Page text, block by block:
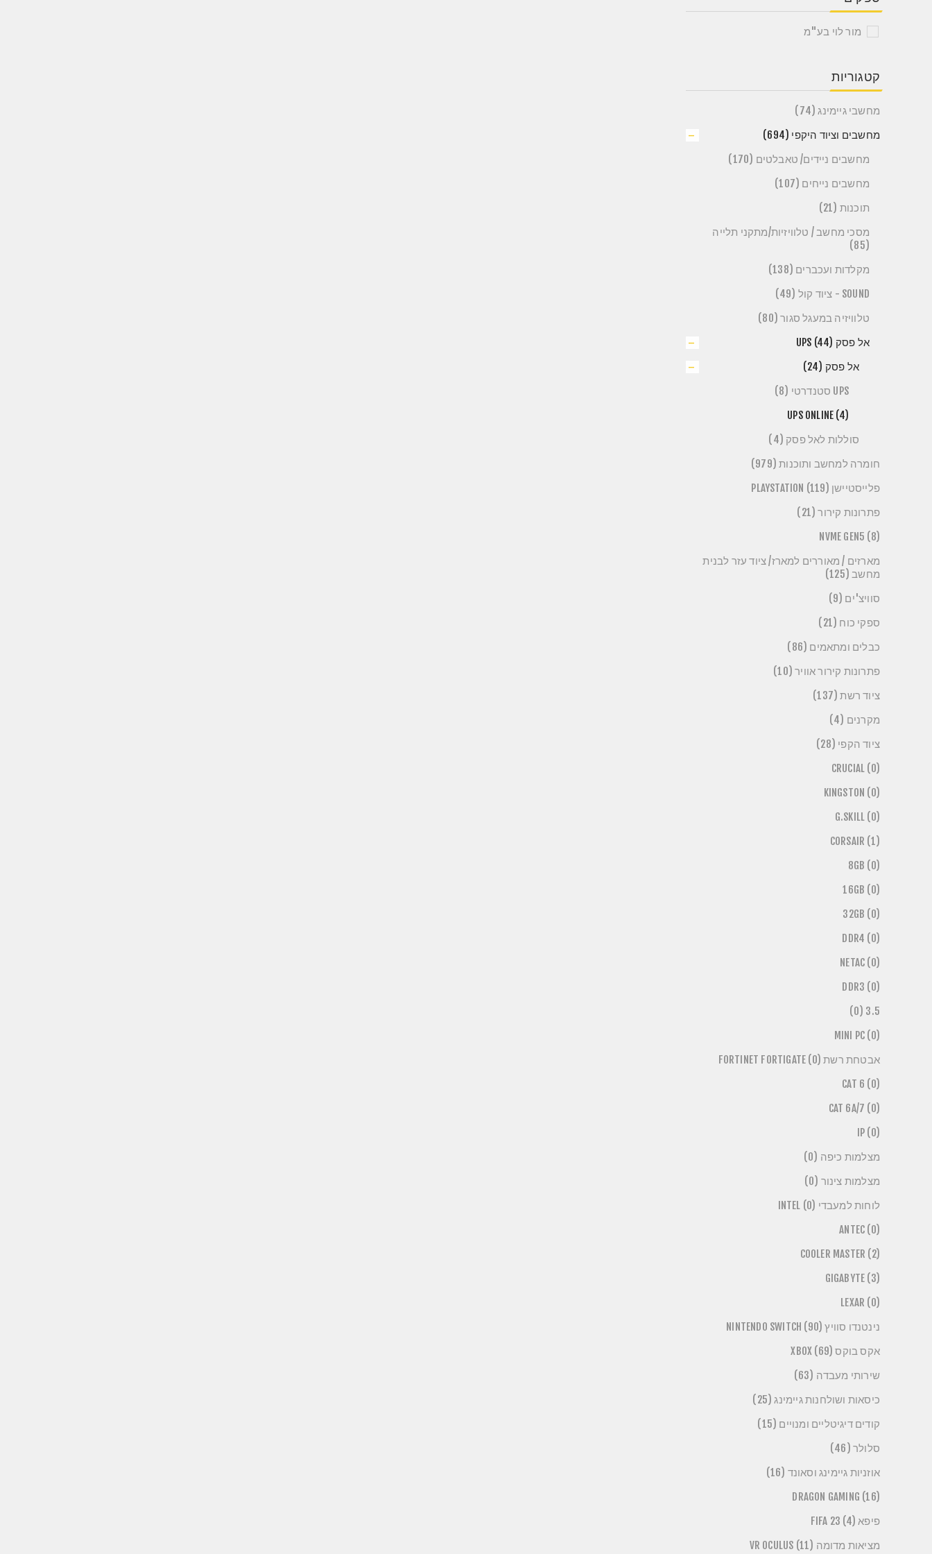
מור לוי בע"מ
קטגוריות
מחשבי גיימינג (74)
מחשבים וציוד היקפי (694)
מחשבים ניידים/ טאבלטים (170)
מחשבים נייחים (107)
תוכנות (21)
מסכי מחשב / טלוויזיות/מתקני תלייה
(85)
מקלדות ועכברים (138)
SOUND - ציוד קול (49)
טלוויזיה במעגל סגור (80)
אל פסק UPS (44)
אל פסק (24)
UPS סטנדרטי (8)
UPS ONLINE (4)
סוללות לאל פסק (4)
חומרה למחשב ותוכנות (979)
פלייסטיישן PLAYSTATION (119)
פתרונות קירור (21)
NVME GEN5 (8)
מארזים / מאוררים למארז/ ציוד עזר לבנית
מחשב (125)
סוויצ'ים (9)
ספקי כוח (21)
כבלים ומתאמים (86)
פתרונות קירור אוויר (10)
ציוד רשת (137)
מקרנים (4)
ציוד הקפי (28)
CRUCIAL (0)
KINGSTON (0)
G.SKILL (0)
CORSAIR (1)
8GB (0)
16GB (0)
32GB (0)
DDR4 (0)
NETAC (0)
DDR3 (0)
3.5 (0)
MINI PC (0)
אבטחת רשת FORTINET FORTIGATE (0)
CAT 6 (0)
CAT 6A/7 (0)
IP (0)
מצלמות כיפה (0)
מצלמות צינור (0)
לוחות למעבדי INTEL (0)
ANTEC (0)
COOLER MASTER (2)
GIGABYTE (3)
LEXAR (0)
נינטנדו סוויץ NINTENDO SWITCH (90)
אקס בוקס XBOX (69)
שירותי מעבדה (63)
כיסאות ושולחנות גיימינג (25)
קודים דיגיטליים ומנויים (15)
סלולר (46)
אוזניות גיימינג וסאונד (16)
DRAGON GAMING (16)
פיפא FIFA 23 (4)
מציאות מדומה VR OCULUS (11)